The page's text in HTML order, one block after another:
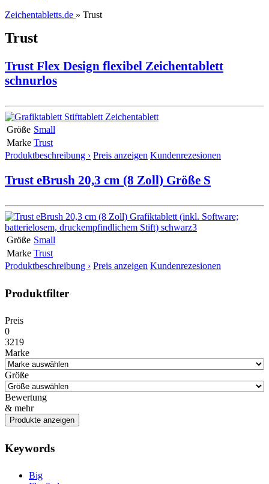
Zeichentabletts.de » Trust
Trust
Trust Flex Design flexibel Zeichentablett
schnurlos
Größe Small
Marke Trust
Produktbeschreibung › Preis anzeigen Kundenrezesionen
Trust eBrush 20,3 cm (8 Zoll) Größe S
Größe Small
Marke Trust
Produktbeschreibung › Preis anzeigen Kundenrezesionen
Produktfilter
Preis
0
3219
Marke
Größe
Bewertung
& mehr
Keywords
Big